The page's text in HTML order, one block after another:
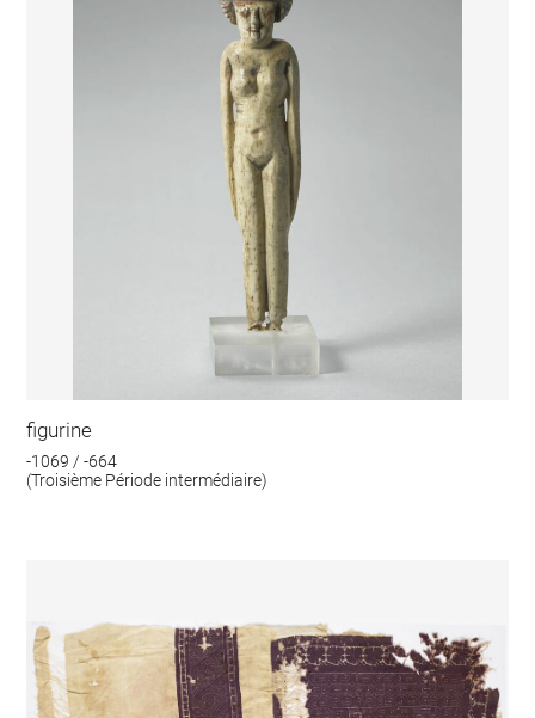
figurine
-1069 / -664
(Troisième Période intermédiaire)